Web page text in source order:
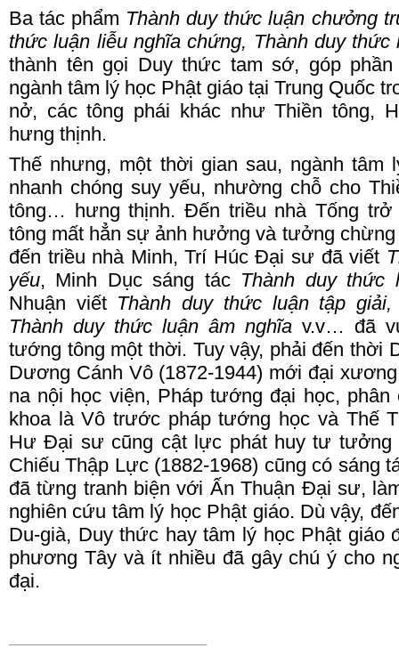
Ba tác phẩm Thành duy thức luận chưởng
thức luận liễu nghĩa chứng, Thành duy thức
thành tên gọi Duy thức tam sớ, góp
ngành tâm lý học Phật giáo tại Trung Quốc
nở, các tông phái khác như Thiền tông,
hưng thịnh.
Thế nhưng, một thời gian sau, ngành tâm
nhanh chóng suy yếu, nhường chỗ cho
tông… hưng thịnh. Đến triều nhà Tống
tông mất hẳn sự ảnh hưởng và tưởng
đến triều nhà Minh, Trí HúcĐại sư đã viết
yếu, Minh Dục sáng tác Thành duy thức
Nhuận viết Thành duy thức luận tập giải,
Thành duy thức luận âm nghĩa v.v… đã
tướng tông một thời. Tuy vậy, phải đến thời
Dương Cánh Vô (1872-1944) mới đại
na nội học viện, Pháp tướng đại học, phân
khoa là Vô trước pháp tướng học và ThếT
HưĐại sư cũng cật lực phát huy tư tưởng
ChiếuThập Lực (1882-1968) cũng có sáng
đã từng tranh biện với ẤnThuận Đại sư,
nghiên cứu tâm lý học Phật giáo. Dù vậy,
Du-già, Duy thức hay tâm lý học Phật giáo
phương Tây và ít nhiều đã gây chú ý cho
đại.